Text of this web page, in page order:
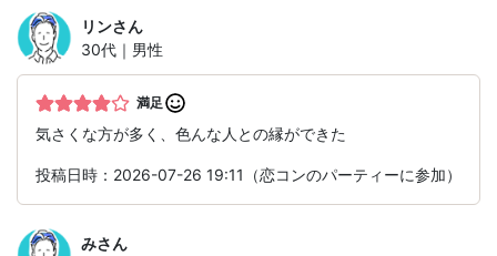
リンさん
30代｜男性
満足
気さくな方が多く、色んな人との縁ができた
投稿日時：2026-07-26 19:11（恋コンのパーティーに参加）
みさん